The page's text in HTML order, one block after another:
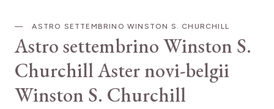
ASTRO SETTEMBRINO WINSTON S. CHURCHILL
Astro settembrino Winston S.
ChurchillAster novi-belgii
Winston S. Churchill